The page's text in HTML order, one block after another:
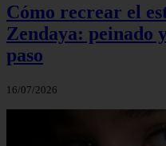
Cómo recrear el
Zendaya: peinado
paso
16/07/2026